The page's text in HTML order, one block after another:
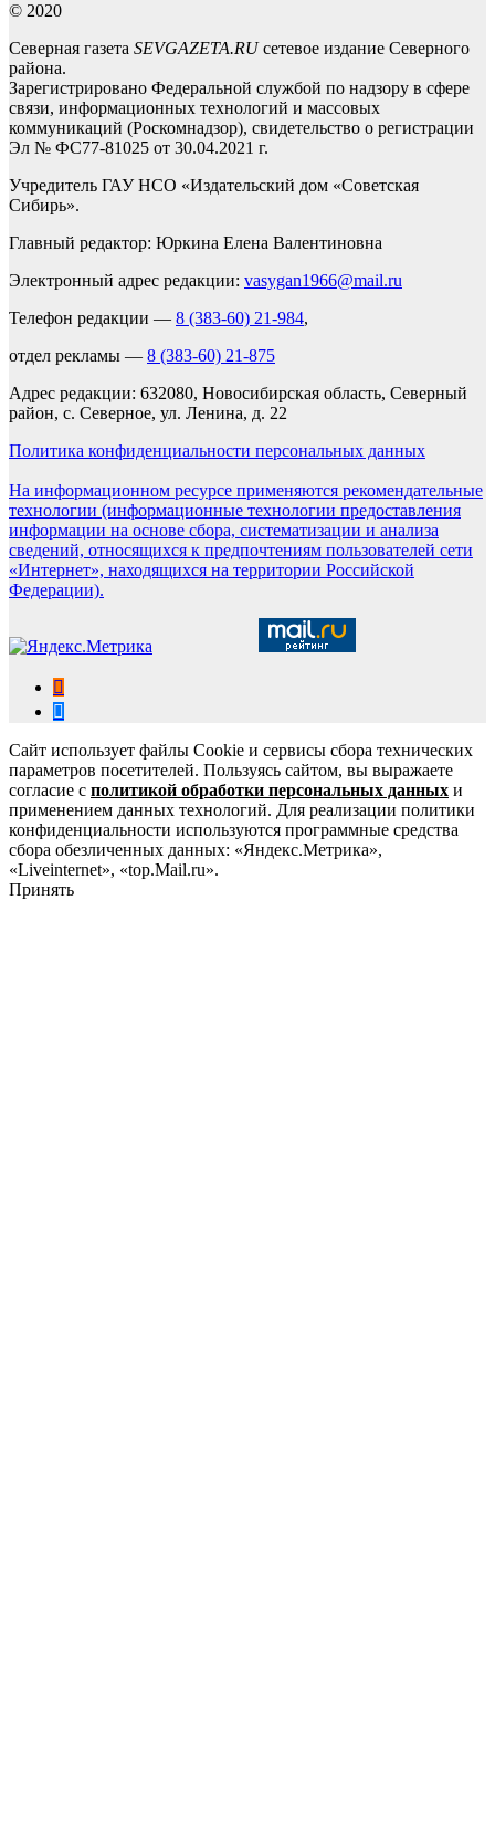
© 2020
Северная газета SEVGAZETA.RUсетевое издание Северного
района.
Зарегистрировано Федеральной службой по надзору в сфере
связи, информационных технологий и массовых
коммуникаций (Роскомнадзор), свидетельство о регистрации
Эл № ФС77-81025 от 30.04.2021 г.
Учредитель ГАУ НСО «Издательский дом «Советская
Сибирь».
Главный редактор: Юркина Елена Валентиновна
Электронный адрес редакции: vasygan1966@mail.ru
Телефон редакции — 8 (383-60) 21-984,
отдел рекламы — 8 (383-60) 21-875
Адрес редакции: 632080, Новосибирская область, Северный
район, с. Северное, ул. Ленина, д. 22
Политика конфиденциальности персональных данных
На информационном ресурсе применяются рекомендательные
технологии (информационные технологии предоставления
информации на основе сбора, систематизации и анализа
сведений, относящихся к предпочтениям пользователей сети
«Интернет», находящихся на территории Российской
Федерации).
Сайт использует файлы Cookie и сервисы сбора технических
параметров посетителей. Пользуясь сайтом, вы выражаете
согласие с политикой обработки персональных данных и
применением данных технологий. Для реализации политики
конфиденциальности используются программные средства
сбора обезличенных данных: «Яндекс.Метрика»,
«Liveinternet», «top.Mail.ru».
Принять